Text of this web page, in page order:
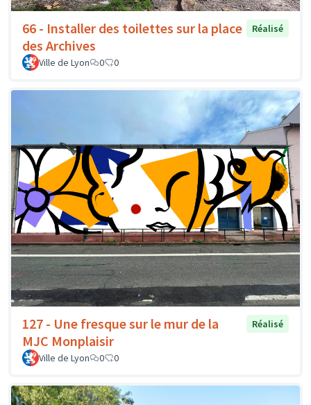
66 - Installer des toilettes sur la place
des Archives
Réalisé
Ville de Lyon 0 0
127 - Une fresque sur le mur de la
MJC Monplaisir
Réalisé
Ville de Lyon 0 0